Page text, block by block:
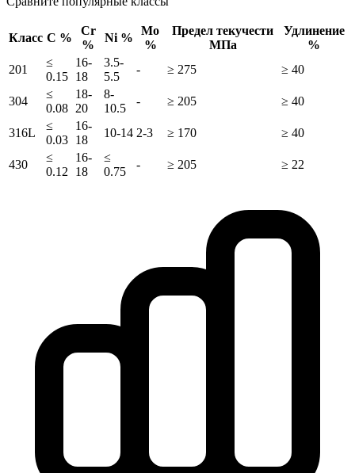
Класс C %
Cr
%
Ni %
Mo
%
Предел текучести
МПа
Удлинение
%
201
≤
0.15
16-
18
3.5-
5.5
- ≥ 275 ≥ 40
304
≤
0.08
18-
20
8-
10.5
- ≥ 205 ≥ 40
316L
≤
0.03
16-
18
10-14 2-3 ≥ 170 ≥ 40
430
≤
0.12
16-
18
≤
0.75
- ≥ 205 ≥ 22